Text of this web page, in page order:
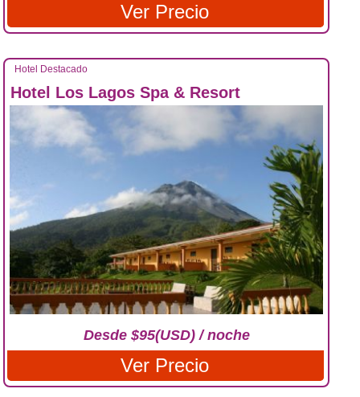
Ver Precio
Hotel Destacado
Hotel Los Lagos Spa & Resort
Desde $95(USD) / noche
Ver Precio